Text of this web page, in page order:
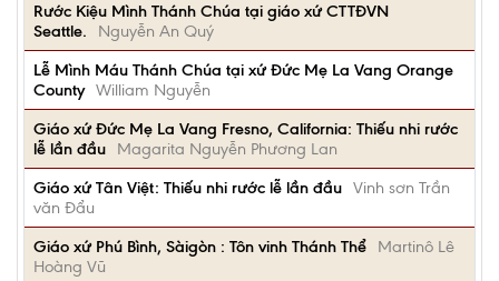
Rước Kiệu Mình Thánh Chúa tại giáo xứ CTTĐVN
Seattle.
Nguyễn An Quý
Lễ Mình Máu Thánh Chúa tại xứ Đức Mẹ La Vang Orange
County William Nguyễn
Giáo xứ Đức Mẹ La Vang Fresno, California: Thiếu nhi rước
lễ lần đầu
Magarita Nguyễn Phương Lan
Giáo xứ Tân Việt: Thiếu nhi rước lễ lần đầu Vinh sơn Trần
văn Đẩu
Giáo xứ Phú Bình, Sàigòn : Tôn vinh Thánh Thể
Martinô Lê
Hoàng Vũ